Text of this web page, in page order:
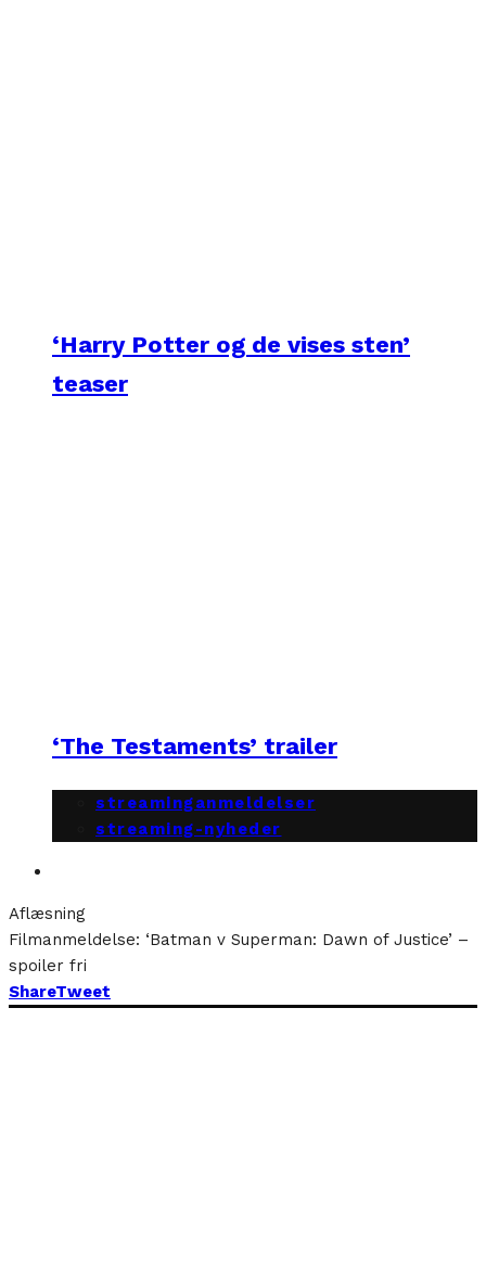
‘Harry Potter og de vises sten’
teaser
‘The Testaments’ trailer
streaminganmeldelser
streaming-nyheder
Aflæsning
Filmanmeldelse: ‘Batman v Superman: Dawn of Justice’ –
spoiler fri
ShareTweet